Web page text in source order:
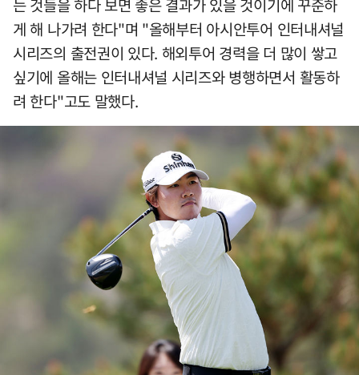
는 것들을 하다 보면 좋은 결과가 있을 것이기에 꾸준하
게 해 나가려 한다"며 "올해부터 아시안투어 인터내셔널
시리즈의 출전권이 있다. 해외투어 경력을 더 많이 쌓고
싶기에 올해는 인터내셔널 시리즈와 병행하면서 활동하
려 한다"고도 말했다.